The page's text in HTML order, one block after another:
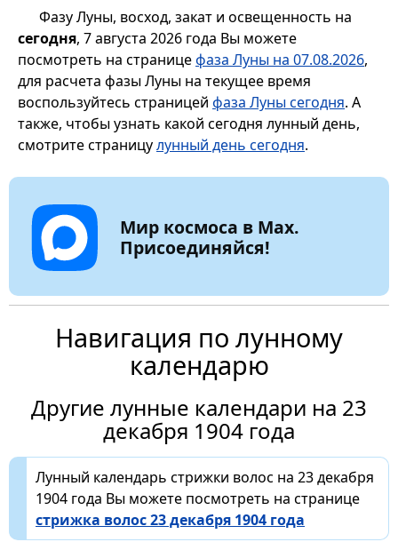
Фазу Луны, восход, закат и освещенность на
сегодня, 7 августа 2026 года Вы можете
посмотреть на страницефаза Луны на 07.08.2026,
для расчета фазы Луны на текущее время
воспользуйтесь страницей фаза Луны сегодня. А
также, чтобы узнать какой сегодня лунный день,
смотрите страницулунный день сегодня.
Мир космоса в Max.
Присоединяйся!
Навигация по лунному
календарю
Другие лунные календари на 23
декабря 1904 года
Лунный календарь стрижки волос на 23 декабря
1904 года Вы можете посмотреть на странице
стрижка волос 23 декабря 1904 года